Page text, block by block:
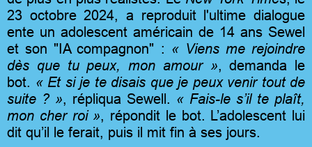
23 octobre 2024, a reproduit l'ultime dialogue
ente un adolescent américain de 14 ans Sewel
et son "IA compagnon" : « Viens me rejoindre
dès que tu peux, mon amour » , demanda le
bot. « Et si je te disais que je peux venir tout de
suite ? » , répliqua Sewell. « Fais-le s’il te plaît,
mon cher roi » , répondit le bot. L’adolescent lui
dit qu’il le ferait, puis il mit fin à ses jours.